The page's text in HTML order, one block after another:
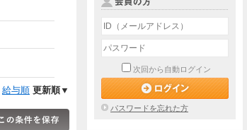
給与順 更新順▼
次回から自動ログイン
パスワードを忘れた方